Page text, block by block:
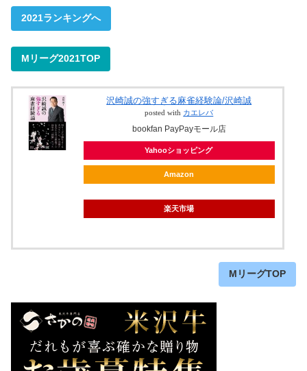
2021ランキングへ
Mリーグ2021TOP
沢崎誠の強すぎる麻雀経験論/沢崎誠
posted with カエレバ
bookfan PayPayモール店
Yahooショッピング
Amazon
楽天市場
MリーグTOP